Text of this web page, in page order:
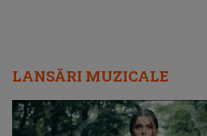
LANSĂRI MUZICALE